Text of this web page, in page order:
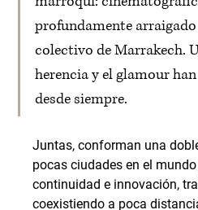
profundamente
colectivo de Marrakech.
herencia y el glamour
desde siempre.
Juntas, conforman una
pocas ciudades en el
continuidad e innovación,
coexistiendo a poca